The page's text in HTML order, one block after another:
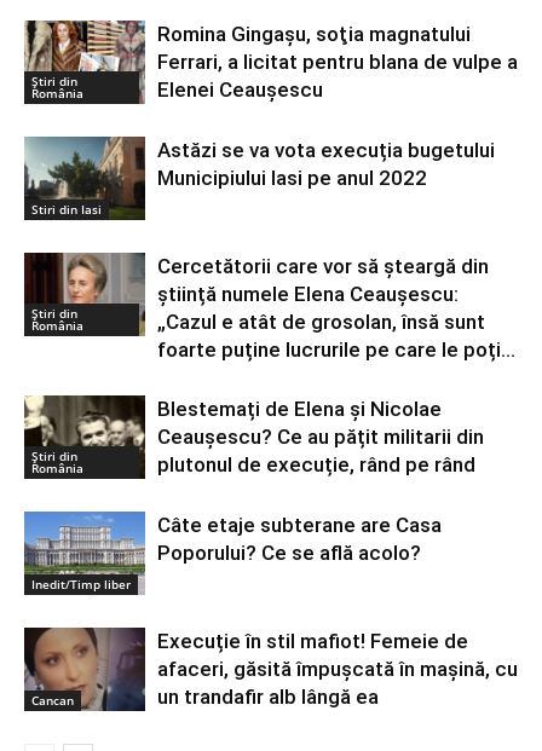
Știri din
România
Romina Gingaşu, soţia magnatului
Ferrari, a licitat pentru blana de vulpe a
Elenei Ceauşescu
Stiri din Iasi
Astăzi se va vota execuția bugetului
Municipiului Iasi pe anul 2022
Știri din
România
Cercetătorii care vor să șteargă din
știință numele Elena Ceaușescu:
„Cazul e atât de grosolan, însă sunt
foarte puține lucrurile pe care le poți...
Știri din
România
Blestemați de Elena și Nicolae
Ceaușescu? Ce au pățit militarii din
plutonul de execuție, rând pe rând
Inedit/Timp liber
Câte etaje subterane are Casa
Poporului? Ce se află acolo?
Cancan
Execuție în stil mafiot! Femeie de
afaceri, găsită împușcată în mașină, cu
un trandafir alb lângă ea